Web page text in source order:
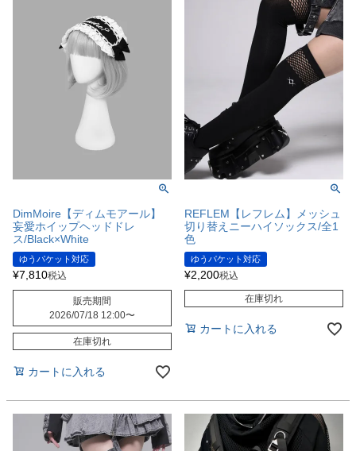
DimMoire【ディムモアール】
妄愛ホイップヘッドドレ
ス/Black×White
ゆうパケット対応
¥7,810税込
販売期間
2026/07/18 12:00〜
在庫切れ
カートに入れる
REFLEM【レフレム】メッシュ
切り替えニーハイソックス/全1
色
ゆうパケット対応
¥2,200税込
在庫切れ
カートに入れる